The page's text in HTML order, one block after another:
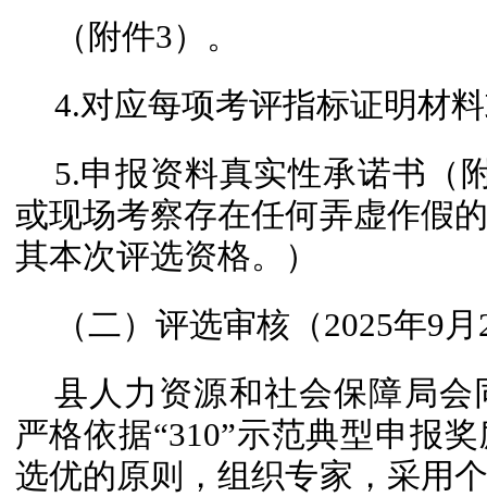
（附件3）。
4.对应每项考评指标证明材
5.申报资料真实性承诺书（
或现场考察存在任何弄虚作假
其本次评选资格。）
（二）评选审核（2025年9
县人力资源和社会保障局
严格依据“310”示范典型申报
选优的原则，组织专家，采用